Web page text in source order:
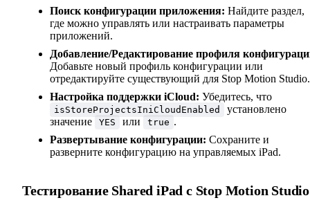
Поиск конфигурации приложения: Найдите раздел,
где можно управлять или настраивать параметры
приложений.
Добавление/Редактирование профиля
Добавьте новый профиль конфигурации или
отредактируйте существующий для Stop Motion Studio.
Настройка поддержки iCloud: Убедитесь, что
isStoreProjectsIniCloudEnabled
установлено
значение
YES или true .
Развертывание конфигурации: Сохраните и
разверните конфигурацию на управляемых iPad.
Тестирование Shared iPad с Stop Motion